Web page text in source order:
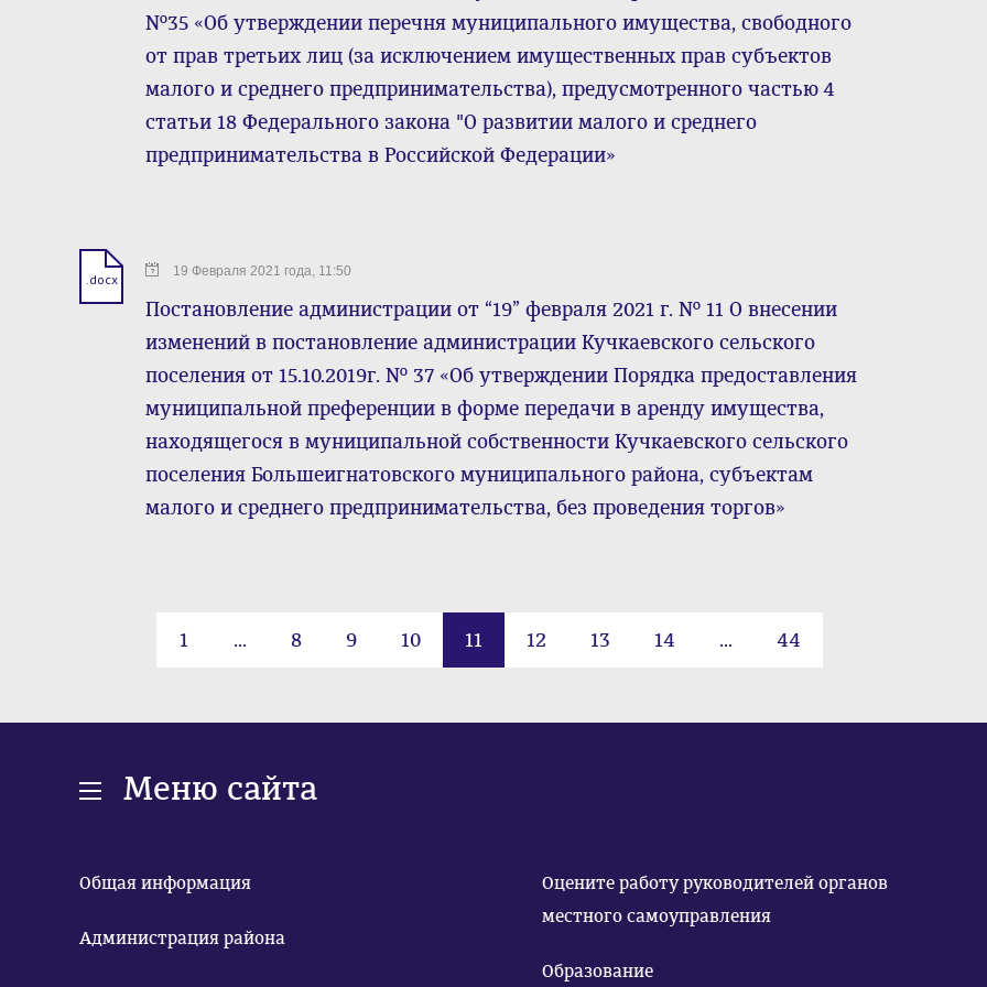
№35 «Об утверждении перечня муниципального имущества, свободного
от прав третьих лиц (за исключением имущественных прав субъектов
малого и среднего предпринимательства), предусмотренного частью 4
статьи 18 Федерального закона "О развитии малого и среднего
предпринимательства в Российской Федерации»
.docx 19 Февраля 2021 года, 11:50
Постановление администрации от “19” февраля 2021 г. № 11 О внесении
изменений в постановление администрации Кучкаевского сельского
поселения от 15.10.2019г. № 37 «Об утверждении Порядка предоставления
муниципальной преференции в форме передачи в аренду имущества,
находящегося в муниципальной собственности Кучкаевского сельского
поселения Большеигнатовского муниципального района, субъектам
малого и среднего предпринимательства, без проведения торгов»
1 ... 8 9 10 11 12 13 14 ... 44
Меню сайта
Общая информация
Администрация района
Оцените работу руководителей органов
местного самоуправления
Образование